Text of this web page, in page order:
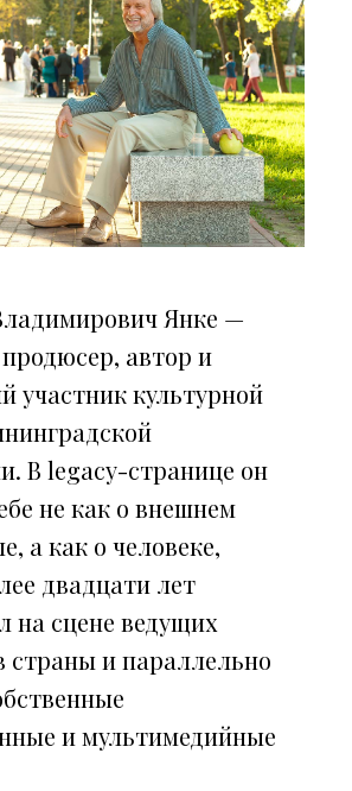
Янке —
автор и
участник культурной
В legacy-странице он
не как о внешнем
а как о человеке,
двадцати лет
на сцене ведущих
страны и параллельно
и мультимедийные